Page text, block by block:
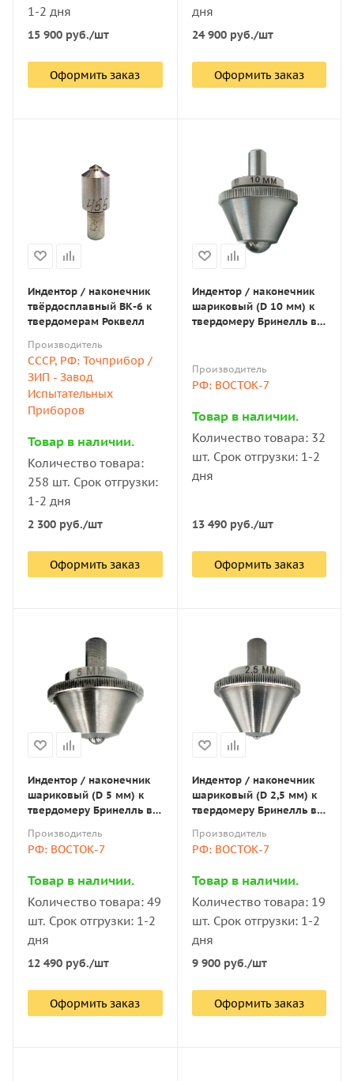
1-2 дня
15 900 руб./шт
Оформить заказ
дня
24 900руб./шт
Оформить заказ
Индентор / наконечник
твёрдосплавный ВК-6 к
твердомерам Роквелл
Производитель
СССР, РФ: Точприбор /
ЗИП - Завод
Испытательных
Приборов
Товар в наличии.
Количество товара:
258 шт. Срок отгрузки:
1-2 дня
2 300 руб./шт
Оформить заказ
Индентор / наконечник
шариковый (D 10 мм) к
твердомеру Бринелль в
Производитель
РФ: ВОСТОК-7
Товар в наличии.
Количество товара: 32
шт. Срок отгрузки: 1-2
дня
13 490руб./шт
Оформить заказ
Индентор / наконечник
шариковый (D 5 мм) к
твердомеру Бринелль в
Производитель
РФ: ВОСТОК-7
Товар в наличии.
Количество товара: 49
шт. Срок отгрузки: 1-2
дня
12 490 руб./шт
Оформить заказ
Индентор / наконечник
шариковый (D 2,5 мм) к
твердомеру Бринелль в
Производитель
РФ: ВОСТОК-7
Товар в наличии.
Количество товара: 19
шт. Срок отгрузки: 1-2
дня
9 900руб./шт
Оформить заказ